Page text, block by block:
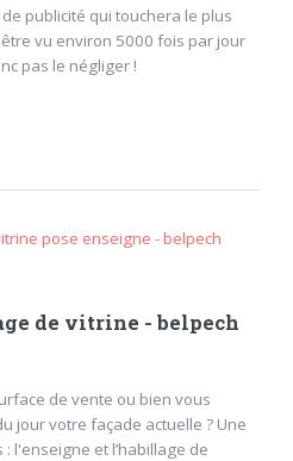
publicité qui touchera le plus
vu environ 5000 fois par jour
pas le négliger !
de vitrine - belpech
de vente ou bien vous
jour votre façade actuelle ? Une
l'enseigne et l’habillage de